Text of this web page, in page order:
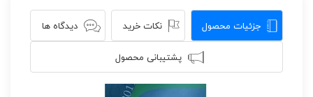
جزئیات محصول نکات خرید دیدگاه ها
پشتیبانی محصول